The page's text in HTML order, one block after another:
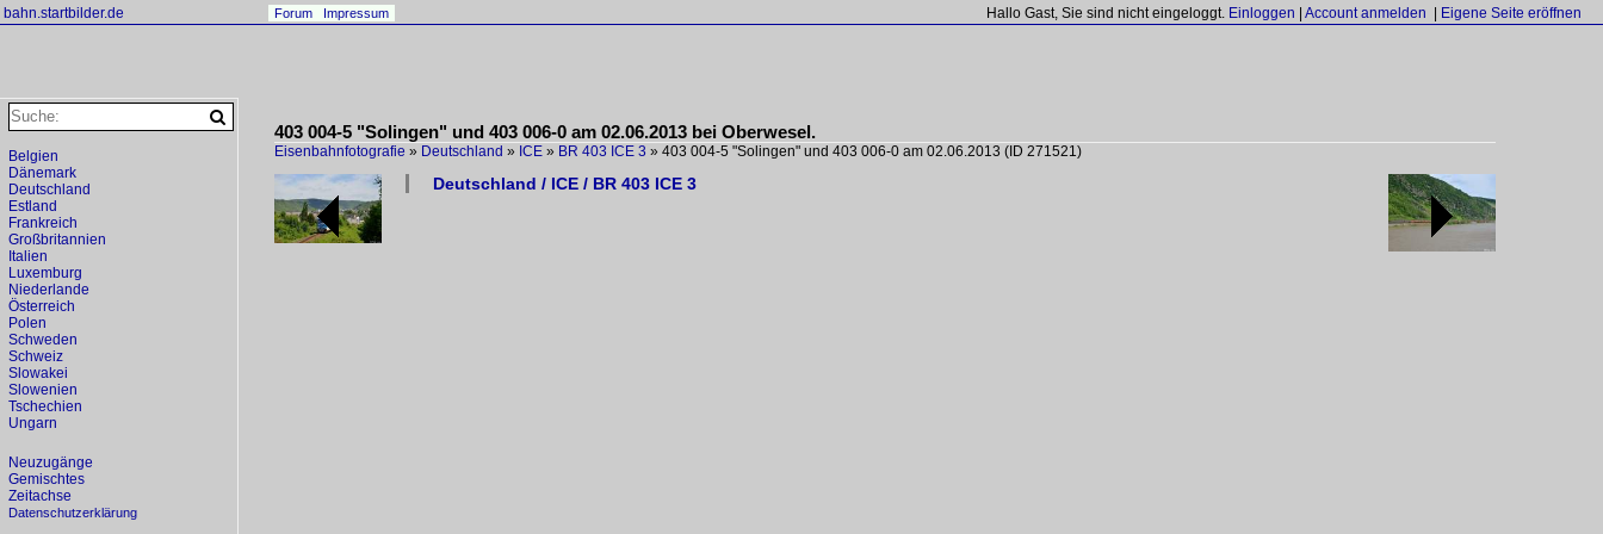
bahn.startbilder.de Hallo Gast, Sie sind nicht eingeloggt. Einloggen Account anmelden Eigene Seite eröffnen
Forum Impressum
403 004-5 "Solingen" und 403 006-0 am 02.06.2013 bei Oberwesel.
Eisenbahnfotografie » Deutschland » ICE » BR 403 ICE 3 » 403 004-5 "Solingen" und 403 006-0 am 02.06.2013 (ID 271521)
Deutschland / ICE / BR 403 ICE 3
Belgien
Dänemark
Deutschland
Estland
Frankreich
Großbritannien
Italien
Luxemburg
Niederlande
Österreich
Polen
Schweden
Schweiz
Slowakei
Slowenien
Tschechien
Ungarn
Neuzugänge
Gemischtes
Zeitachse
Datenschutzerklärung